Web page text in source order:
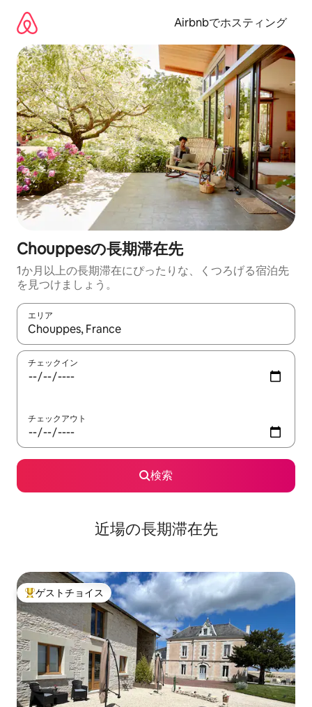
Airbnbでホスティング
Chouppesの長期滞在先
1か月以上の長期滞在にぴったりな、くつろげる宿泊先
を見つけましょう。
エリア
検索結果が表示されたら、上下の矢印キーを使って移動するか
チェックイン
チェックアウト
検索
近場の長期滞在先
大好評のゲストチョイスです。
ゲストチョイス